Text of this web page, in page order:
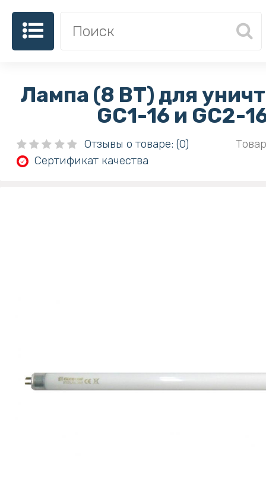
Лампа (8 ВТ) для
GC1-16 и GC2-
Отзывы о товаре: (0)
Сертификат качества